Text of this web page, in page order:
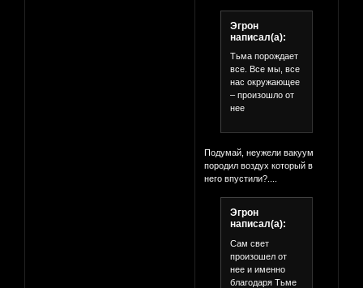
Эгрон
написал(а):
Тьма порождает
все. Все мы, все
нас окружающее
– произошло от
нее
Подумай, неужели вакуум
породил воздух который в
него впустили?....
Эгрон
написал(а):
Сам свет
произошел от
нее и именно
благодаря Тьме